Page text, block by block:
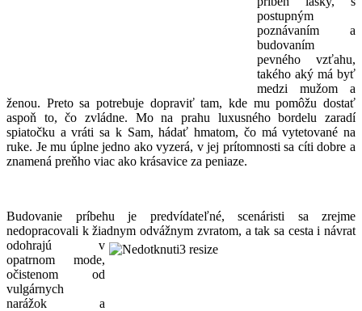
postupným
poznávaním a
budovaním
pevného vzťahu,
takého aký má byť
medzi mužom a
ženou. Preto sa potrebuje dopraviť tam, kde mu pomôžu dostať
aspoň to, čo zvládne. Mo na prahu luxusného bordelu zaradí
spiatočku a vráti sa k Sam, hádať hmatom, čo má vytetované na
ruke. Je mu úplne jedno ako vyzerá, v jej prítomnosti sa cíti dobre a
znamená preňho viac ako krásavice za peniaze.
Budovanie príbehu je predvídateľné, scenáristi sa zrejme
nedopracovali k žiadnym odvážnym zvratom, a tak sa cesta i návrat
odohrajú v
opatrnom mode,
očistenom od
vulgárnych
narážok a